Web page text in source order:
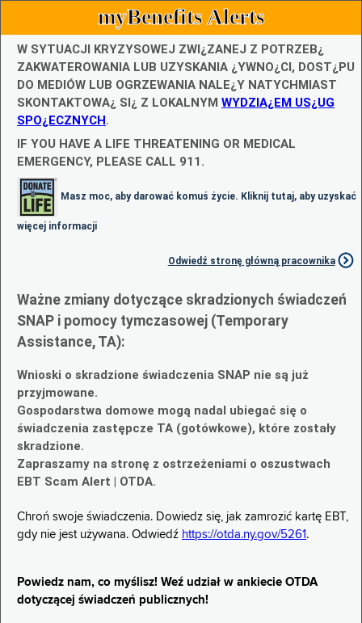
myBenefits Alerts
W SYTUACJI KRYZYSOWEJ ZWI¿ZANEJ Z POTRZEB¿
ZAKWATEROWANIA LUB UZYSKANIA ¿YWNO¿CI, DOST¿PU
DO MEDIÓW LUB OGRZEWANIA NALE¿Y NATYCHMIAST
SKONTAKTOWA¿ SI¿ Z LOKALNYM WYDZIA¿EM US¿UG
SPO¿ECZNYCH.
IF YOU HAVE A LIFE THREATENING OR MEDICAL
EMERGENCY, PLEASE CALL 911.
Masz moc, aby darować komuś życie. Kliknij tutaj, aby uzyskać
więcej informacji
Odwiedź stronę główną pracownika
Ważne zmiany dotyczące skradzionych świadczeń
SNAP i pomocy tymczasowej (Temporary
Assistance, TA):
Wnioski o skradzione świadczenia SNAP nie są już
przyjmowane.
Gospodarstwa domowe mogą nadal ubiegać się o
świadczenia zastępcze TA (gotówkowe), które zostały
skradzione.
Zapraszamy na stronę z ostrzeżeniami o oszustwach
EBT Scam Alert | OTDA.
Chroń swoje świadczenia. Dowiedz się, jak zamrozić kartę EBT,
gdy nie jest używana. Odwiedź https://otda.ny.gov/5261 .
Powiedz nam, co myślisz! Weź udział w ankiecie OTDA
dotyczącej świadczeń publicznych!